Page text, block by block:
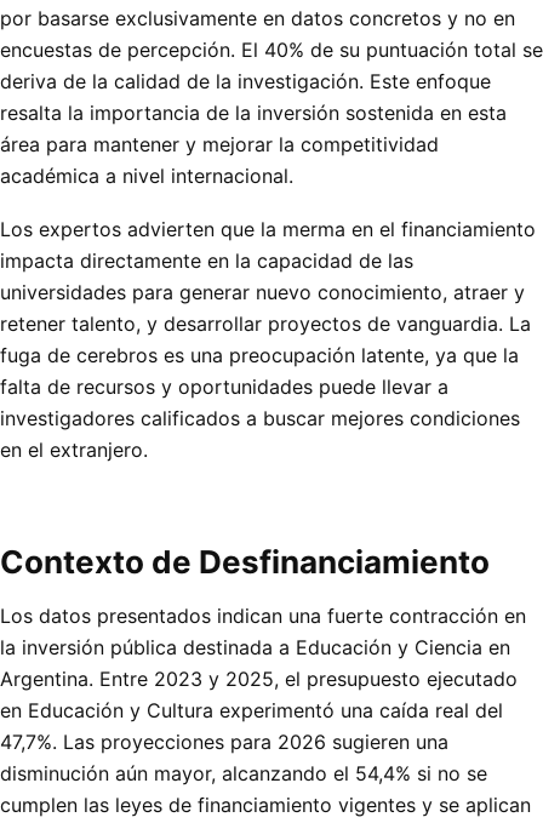
por basarse exclusivamente en datos concretos y no en
encuestas de percepción. El 40% de su puntuación total se
deriva de la calidad de la investigación. Este enfoque
resalta la importancia de la inversión sostenida en esta
área para mantener y mejorar la competitividad
académica a nivel internacional.
Los expertos advierten que la merma en el financiamiento
impacta directamente en la capacidad de las
universidades para generar nuevo conocimiento, atraer y
retener talento, y desarrollar proyectos de vanguardia. La
fuga de cerebros es una preocupación latente, ya que la
falta de recursos y oportunidades puede llevar a
investigadores calificados a buscar mejores condiciones
en el extranjero.
Contexto de Desfinanciamiento
Los datos presentados indican una fuerte contracción en
la inversión pública destinada a Educación y Ciencia en
Argentina. Entre 2023 y 2025, el presupuesto ejecutado
en Educación y Cultura experimentó una caída real del
47,7%. Las proyecciones para 2026 sugieren una
disminución aún mayor, alcanzando el 54,4% si no se
cumplen las leyes de financiamiento vigentes y se aplican